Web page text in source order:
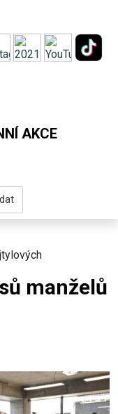
AKCE
manželů